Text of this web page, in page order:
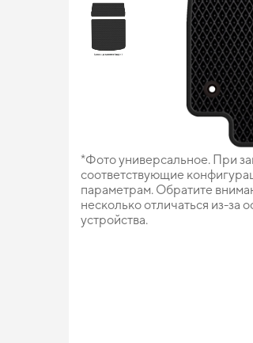
*Фото универсальное. При
соответствующие
параметрам. Обратите
несколько отличаться из-за
устройства.